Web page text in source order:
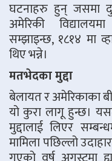
घटनाहरु हुन् जसमा
अमेरिकी
सम्झाइन्छ, १८१४ मा
थिए भन्ने।
मतभेदका मुद्दा
बेलायत र अमेरिकाका
यो कुरा लागू हुन्छ।
मुद्दालाई लिएर
मामिला पछिल्लो